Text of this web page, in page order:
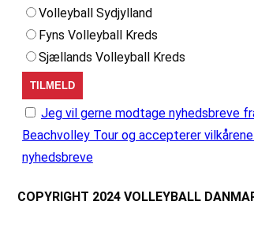
Volleyball Sydjylland
Fyns Volleyball Kreds
Sjællands Volleyball Kreds
Jeg vil gerne modtage nyhedsbreve
Beachvolley Tour og accepterer
nyhedsbreve
COPYRIGHT 2024 VOLLEYBALL